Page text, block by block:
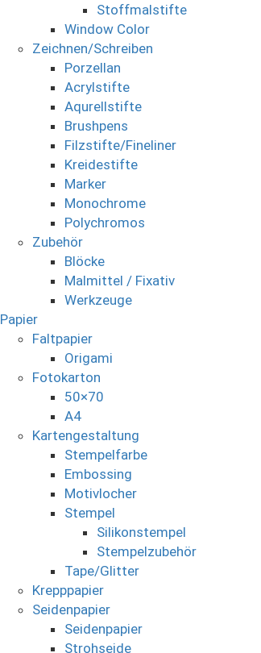
Stoffmalstifte
Window Color
Zeichnen/Schreiben
Porzellan
Acrylstifte
Aqurellstifte
Brushpens
Filzstifte/Fineliner
Kreidestifte
Marker
Monochrome
Polychromos
Zubehör
Blöcke
Malmittel / Fixativ
Werkzeuge
Papier
Faltpapier
Origami
Fotokarton
50×70
A4
Kartengestaltung
Stempelfarbe
Embossing
Motivlocher
Stempel
Silikonstempel
Stempelzubehör
Tape/Glitter
Krepppapier
Seidenpapier
Seidenpapier
Strohseide